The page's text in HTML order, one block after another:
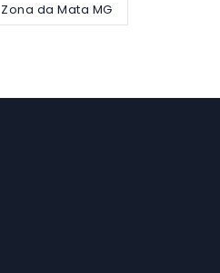
Zona da Mata MG